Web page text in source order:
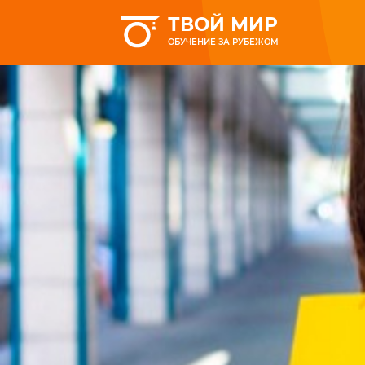
ТВОЙ МИР
ОБУЧЕНИЕ ЗА РУБЕЖОМ